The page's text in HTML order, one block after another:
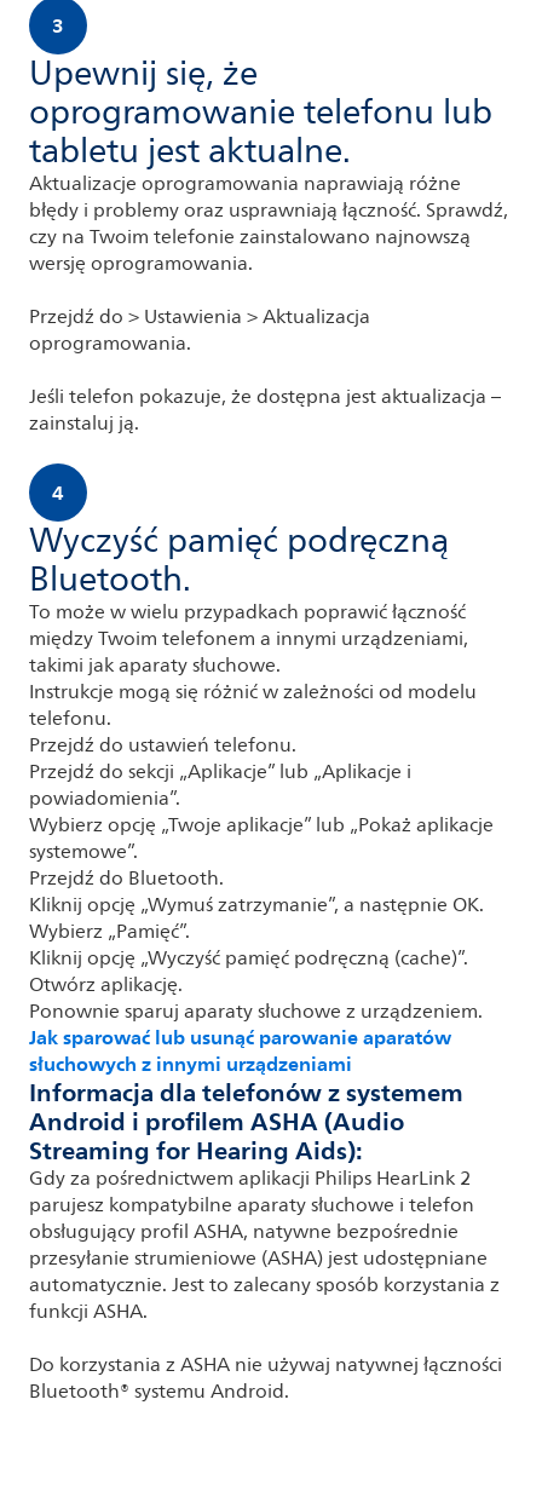
3
Upewnij się, że
oprogramowanie telefonu lub
tabletu jest aktualne.
Aktualizacje oprogramowania naprawiają różne
błędy i problemy oraz usprawniają łączność. Sprawdź,
czy na Twoim telefonie zainstalowano najnowszą
wersję oprogramowania.
Przejdź do > Ustawienia > Aktualizacja
oprogramowania.
Jeśli telefon pokazuje, że dostępna jest aktualizacja –
zainstaluj ją.
4
Wyczyść pamięć podręczną
Bluetooth.
To może w wielu przypadkach poprawić łączność
między Twoim telefonem a innymi urządzeniami,
takimi jak aparaty słuchowe.
Instrukcje mogą się różnić w zależności od modelu
telefonu.
Przejdź do ustawień telefonu.
Przejdź do sekcji „Aplikacje” lub „Aplikacje i
powiadomienia”.
Wybierz opcję „Twoje aplikacje” lub „Pokaż aplikacje
systemowe”.
Przejdź do Bluetooth.
Kliknij opcję „Wymuś zatrzymanie”, a następnie OK.
Wybierz „Pamięć”.
Kliknij opcję „Wyczyść pamięć podręczną (cache)”.
Otwórz aplikację.
Ponownie sparuj aparaty słuchowe z urządzeniem.
Jak sparować lub usunąć parowanie aparatów
słuchowych z innymi urządzeniami
Informacja dla telefonów z systemem
Android i profilem ASHA (Audio
Streaming for Hearing Aids):
Gdy za pośrednictwem aplikacji Philips HearLink 2
parujesz kompatybilne aparaty słuchowe i telefon
obsługujący profil ASHA, natywne bezpośrednie
przesyłanie strumieniowe (ASHA) jest udostępniane
automatycznie. Jest to zalecany sposób korzystania z
funkcji ASHA.
Do korzystania z ASHA nie używaj natywnej łączności
Bluetooth® systemu Android.